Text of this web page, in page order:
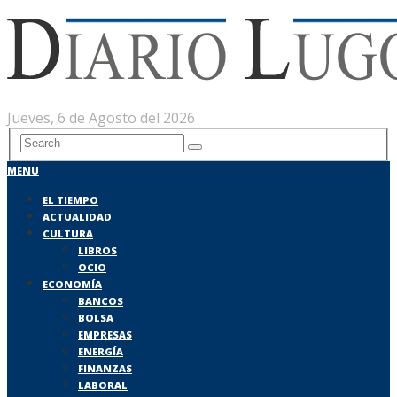
Jueves, 6 de Agosto del 2026
MENU
EL TIEMPO
ACTUALIDAD
CULTURA
LIBROS
OCIO
ECONOMÍA
BANCOS
BOLSA
EMPRESAS
ENERGÍA
FINANZAS
LABORAL